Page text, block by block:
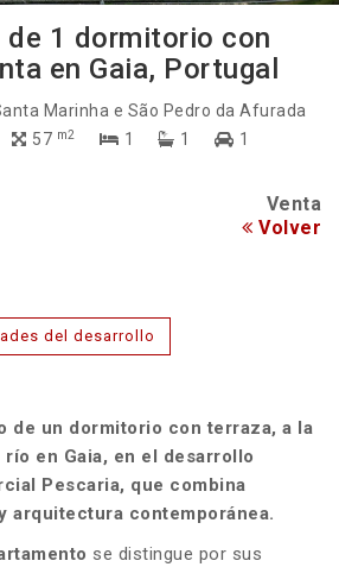
1 dormitorio con
en Gaia, Portugal
Marinha e São Pedro da Afurada
57 m2 1 1 1
Venta
Volver
del desarrollo
de un dormitorio con terraza, a la
en Gaia, en el desarrollo
Pescaria, que combina
arquitectura contemporánea.
se distingue por sus